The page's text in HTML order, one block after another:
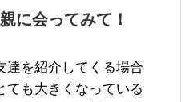
に会ってみて！
達を紹介してくる場合
ても大きくなっている